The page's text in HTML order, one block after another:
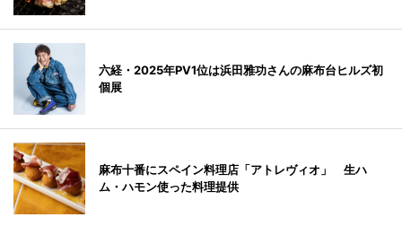
六経・2025年PV1位は浜田雅功さんの麻布台ヒルズ初
個展
麻布十番にスペイン料理店「アトレヴィオ」 生ハ
ム・ハモン使った料理提供